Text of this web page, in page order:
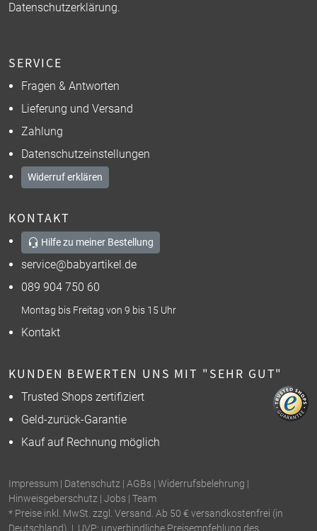
Datenschutzerklärung.
SERVICE
Fragen & Antworten
Lieferung und Versand
Zahlung
Datenschutzeinstellungen
Widerruf erklären
KONTAKT
Hilfe zu meiner Bestellung
service@babyartikel.de
089 904 750 60
Montag bis Freitag von 9 bis 15 Uhr
Kontakt
KUNDEN BEWERTEN UNS MIT "SEHR GUT"
Trusted Shops zertifiziert
Geld-zurück-Garantie
Kauf auf Rechnung möglich
Impressum | Datenschutz | AGBs | Widerrufsbelehrung |
Hinweisgeberschutz | Jobs | Team
* Preise inkl. MwSt. zzgl. Versand. Ab 50 € versandkostenfrei (in
Deutschland). | UVP: unverbindliche Preisempfehlung des